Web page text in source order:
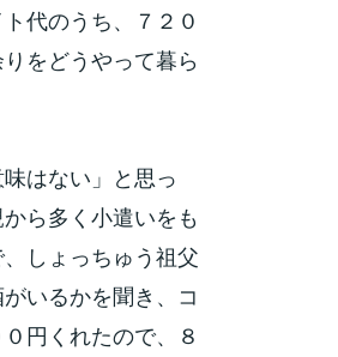
代のうち、７２０
をどうやって暮ら
はない」と思っ
ら多く小遣いをも
しょっちゅう祖父
いるかを聞き、コ
円くれたので、８